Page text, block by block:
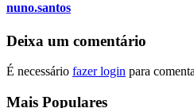
nuno.santos
Deixa um comentário
É necessário fazer login para
Mais Populares